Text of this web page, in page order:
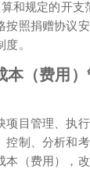
和规定的开支
按照捐赠协议
。
本（费用）
项目管理、执
控制、分析和
本（费用），